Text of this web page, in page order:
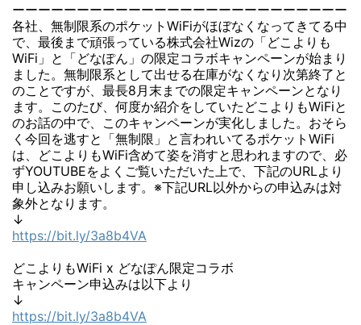
ーーーーーーーーーーーーーーーーーーーーーーーーーー
各社、無制限系のポケットWiFiがほぼなくなってきてる中
で、最後まで頑張っている株式会社Wizの「どこよりも
WiFi」と「どなぽん」の限定コラボキャンペーンが始まり
ました。無制限系として出せる在庫がなくなり次第終了と
のことですが、最長8月末までの限定キャンペーンとなり
ます。このたび、何度か紹介をしていたどこよりもWiFiと
のお話の中で、このキャンペーンが実化しました。おそら
く今回を逃すと「無制限」と言われいてるポケットWiFi
は、どこよりもWiFi含めて姿を消すと思われますので、必
ずYOUTUBEをよくご覧いただいた上で、下記のURLより
申し込みお願いします。※下記URL以外からの申込みは対
象外となります。
↓
https://bit.ly/3a8b4VA
どこよりもWiFi x どなぽん限定コラボ
キャンペーン申込みは以下より
↓
https://bit.ly/3a8b4VA